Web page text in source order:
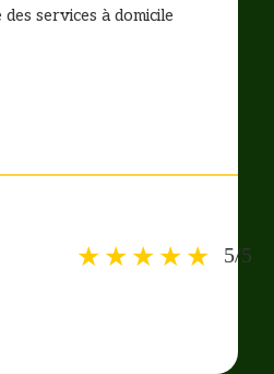
des services à domicile
5/5